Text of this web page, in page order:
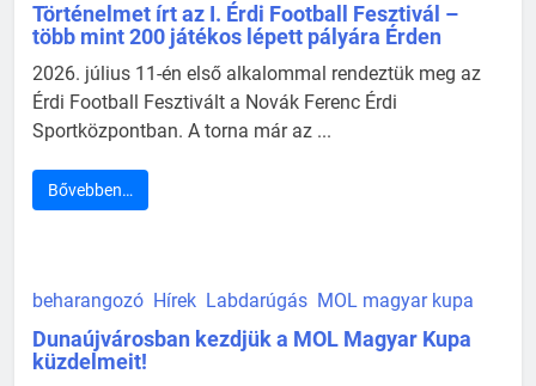
Történelmet írt az I. Érdi Football Fesztivál –
több mint 200 játékos lépett pályára Érden
2026. július 11-én első alkalommal rendeztük meg az
Érdi Football Fesztivált a Novák Ferenc Érdi
Sportközpontban. A torna már az ...
Bővebben…
beharangozó Hírek Labdarúgás MOL magyar kupa
Dunaújvárosban kezdjük a MOL Magyar Kupa
küzdelmeit!